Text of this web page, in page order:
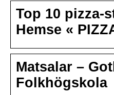
Top 10 pizza-
Hemse «
Matsalar –
Folkhögskola